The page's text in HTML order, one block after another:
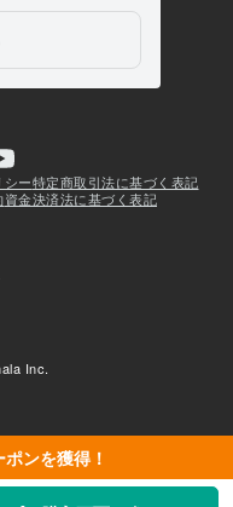
ンを獲得！